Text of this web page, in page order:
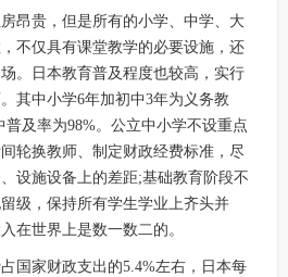
贵，但是所有的小学、中学、大
不仅具有课堂教学的必要设施，还
。日本教育普及程度也较高，实行
其中小学6年加初中3年为义务教
普及率为98%。公立中小学不设重点
轮换教师、制定财政经费标准，尽
设施设备上的差距;基础教育阶段不
级，保持所有学生学业上齐头并
在世界上是数一数二的。
家财政支出的5.4%左右，日本每